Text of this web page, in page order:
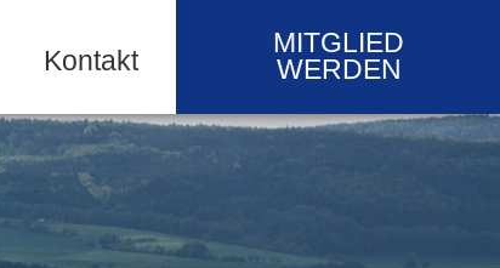
Kontakt
MITGLIED
WERDEN